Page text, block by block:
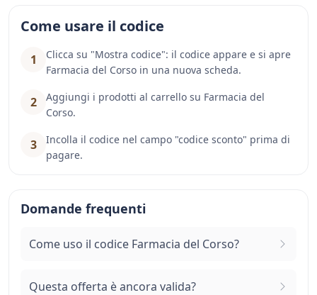
Come usare il codice
1
Clicca su "Mostra codice": il codice appare e si apre
Farmacia del Corso in una nuova scheda.
2
Aggiungi i prodotti al carrello su Farmacia del
Corso.
3
Incolla il codice nel campo "codice sconto" prima di
pagare.
Domande frequenti
Come uso il codice Farmacia del Corso?
Questa offerta è ancora valida?